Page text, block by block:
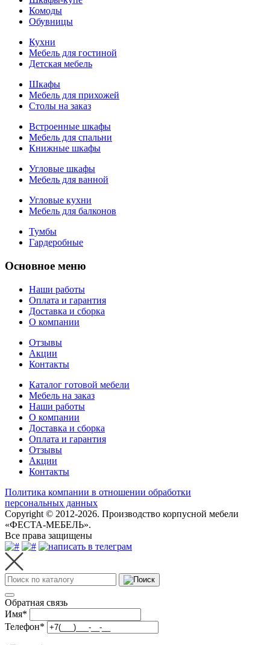
Комоды
Обувницы
Кухни
Мебель для гостиной
Детская мебель
Шкафы
Мебель для прихожей
Столы на заказ
Встроенные шкафы
Мебель для спальни
Книжные шкафы
Угловые шкафы
Мебель для ванной
Угловые кухни
Мебель для балконов
Тумбы
Гардеробные
Основное меню
Наши работы
Оплата и гарантия
Доставка и сборка
О компании
Отзывы
Акции
Контакты
Каталог готовой мебели
Мебель на заказ
Наши работы
О компании
Доставка и сборка
Оплата и гарантия
Отзывы
Акции
Контакты
Политика компании в отношении обработки
персональных данных
Copyright © 2012-2026. Производство корпусной мебели
«ФЕСТА-МЕБЕЛЬ».
Все права защищены
Обратная связь
Имя*
Телефон*